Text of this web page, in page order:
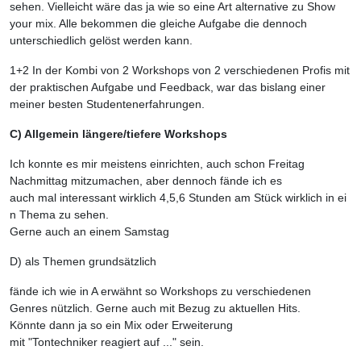
sehen. Vielleicht wäre das ja wie so eine Art alternative zu Show
your mix. Alle bekommen die gleiche Aufgabe die dennoch
unterschiedlich gelöst werden kann.
1+2 In der Kombi von 2 Workshops von 2 verschiedenen Profis mit
der praktischen Aufgabe und Feedback, war das bislang einer
meiner besten Studentenerfahrungen.
C) Allgemein längere/tiefere Workshops
Ich konnte es mir meistens einrichten, auch schon Freitag
Nachmittag mitzumachen, aber dennoch fände ich es
auch mal interessant wirklich 4,5,6 Stunden am Stück wirklich in ei
n Thema zu sehen.
Gerne auch an einem Samstag
D) als Themen grundsätzlich
fände ich wie in A erwähnt so Workshops zu verschiedenen
Genres nützlich. Gerne auch mit Bezug zu aktuellen Hits.
Könnte dann ja so ein Mix oder Erweiterung
mit "Tontechniker reagiert auf ..." sein.